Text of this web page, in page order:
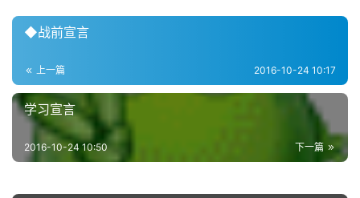
◆战前宣言
上一篇 2016-10-24 10:17
学习宣言
下一篇
2016-10-24 10:50